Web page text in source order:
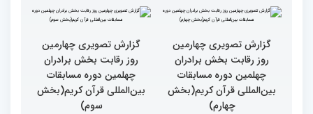
گزارش تصویری چهارمین
روز رقابت بخش برادران
چهلمین دوره مسابقات
بین‌المللی قرآن کریم(بخش
چهارم)
گزارش تصویری چهارمین
روز رقابت بخش برادران
چهلمین دوره مسابقات
بین‌المللی قرآن کریم(بخش
سوم)